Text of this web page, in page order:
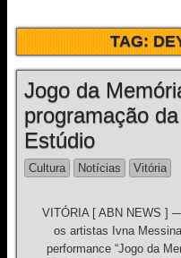
TAG:
Jogo da
programação
Estúdio
Cultura Notícias Vitória
VITÓRIA [ ABN NEWS ] —
os artistas Ivna
performance “Jogo da